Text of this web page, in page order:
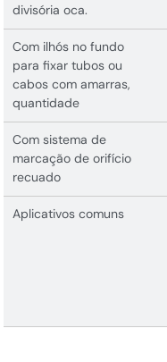
divisória oca.
Com ilhós no fundo
para fixar tubos ou
cabos com amarras,
quantidade
Com sistema de
marcação de orifício
recuado
Aplicativos comuns